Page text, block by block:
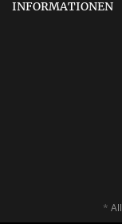
INFORMATIONEN
*